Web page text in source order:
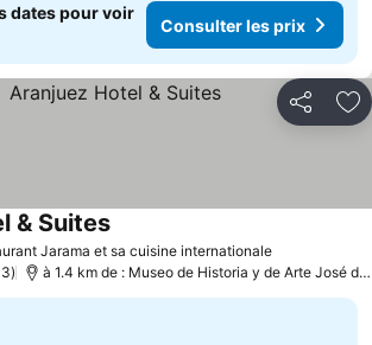
dates pour voir
Consulter les prix
Partager
Jarama et sa cuisine internationaleConsulter
& SuitesConsulter les prix
à 1.4 km de : Museo de Historia y de Arte José de